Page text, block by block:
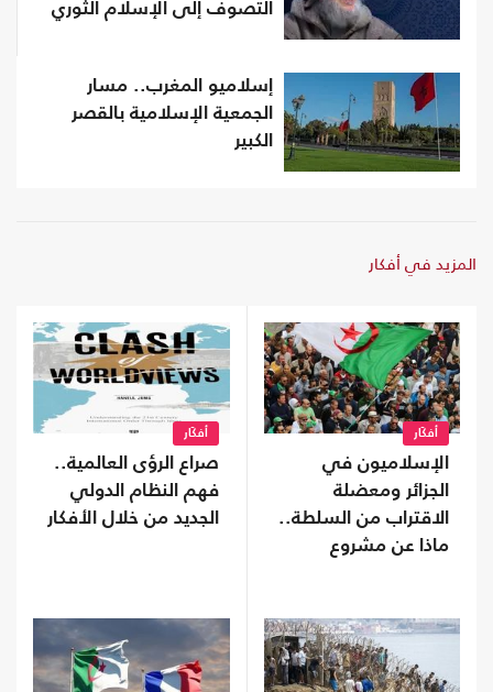
التصوف إلى الإسلام الثوري
إسلاميو المغرب.. مسار
الجمعية الإسلامية بالقصر
الكبير
المزيد في أفكار
أفكَار
الإسلاميون في
الجزائر ومعضلة
الاقتراب من السلطة..
ماذا عن مشروع
أفكَار
صراع الرؤى العالمية..
فهم النظام الدولي
الجديد من خلال الأفكار